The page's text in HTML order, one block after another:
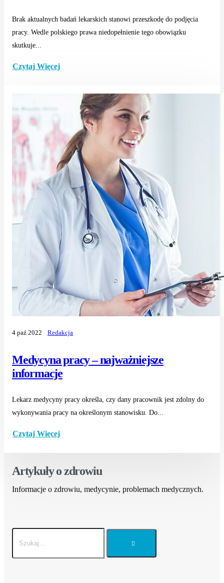
Brak aktualnych badań lekarskich stanowi przeszkodę do podjęcia
pracy. Wedle polskiego prawa niedopełnienie tego obowiązku
skutkuje...
Czytaj Więcej
Medycyna pracy – najważniejsze
informacje
4 paź 2022 Redakcja
Lekarz medycyny pracy określa, czy dany pracownik jest zdolny do
wykonywania pracy na określonym stanowisku. Do...
Czytaj Więcej
Artykuły o zdrowiu
Informacje o zdrowiu, medycynie, problemach medycznych.